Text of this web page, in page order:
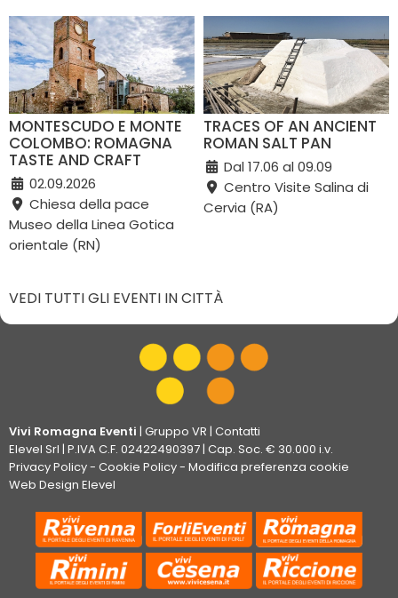
MONTESCUDO E MONTE
COLOMBO: ROMAGNA
TASTE AND CRAFT
02.09.2026
Chiesa della pace
Museo della Linea Gotica
orientale (RN)
TRACES OF AN ANCIENT
ROMAN SALT PAN
Dal 17.06 al 09.09
Centro Visite Salina di
Cervia (RA)
VEDI TUTTI GLI EVENTI IN CITTÀ
Vivi Romagna Eventi | Gruppo VR | Contatti
Elevel Srl | P.IVA C.F. 02422490397 | Cap. Soc. € 30.000 i.v.
Privacy Policy- Cookie Policy- Modifica preferenza cookie
Web Design Elevel